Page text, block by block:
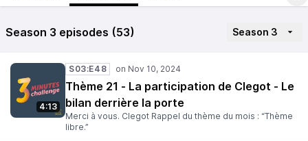
Season 3 episodes (53) Season 3
4:13
S03:E48
Thème 21 - La participation de Clegot - Le
bilan derrière la porte
Merci à vous. Clegot Rappel du thème du mois : “Thème
libre.”